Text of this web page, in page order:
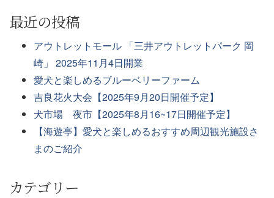
最近の投稿
アウトレットモール 「三井アウトレットパーク 岡
崎」 2025年11月4日開業
愛犬と楽しめるブルーベリーファーム
吉良花火大会【2025年9月20日開催予定】
犬市場 夜市【2025年8月16~17日開催予定】
【海遊亭】愛犬と楽しめるおすすめ周辺観光施設さ
まのご紹介
カテゴリー